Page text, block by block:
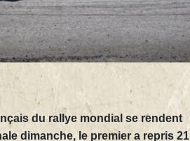
du rallye mondial se rendent
dimanche, le premier a repris 21